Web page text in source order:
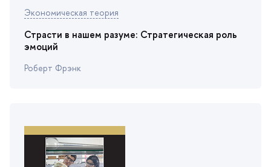
Экономическая теория
Страсти в нашем разуме: Стратегическая роль
эмоций
Роберт Фрэнк